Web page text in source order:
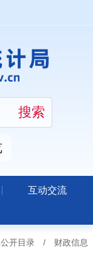
互动交流
开目录 / 财政信息